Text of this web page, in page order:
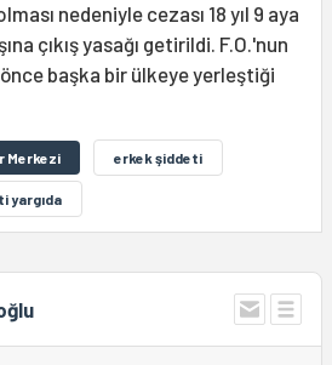
nedeniyle cezası 18 yıl 9 aya
çıkış yasağı getirildi. F.O.'nun
başka bir ülkeye yerleştiği
Merkezi erkek şiddeti
yargıda